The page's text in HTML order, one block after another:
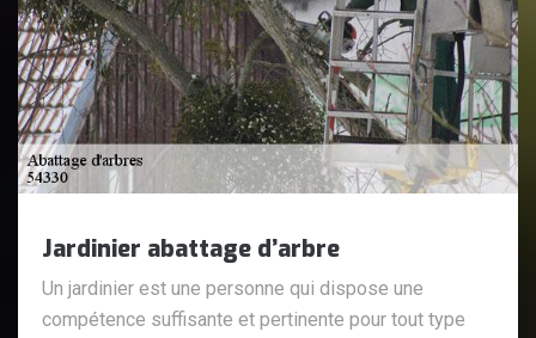
Jardinier abattage d’arbre
Un jardinier est une personne qui dispose une
compétence suffisante et pertinente pour tout type